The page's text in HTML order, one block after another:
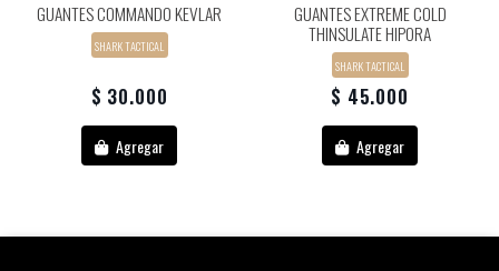
GUANTES COMMANDO KEVLAR
SHARK TACTICAL
$ 30.000
Agregar
GUANTES EXTREME COLD
THINSULATE HIPORA
SHARK TACTICAL
$ 45.000
Agregar